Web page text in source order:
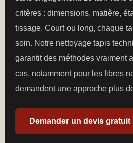
critères : dimensions, matière,
tissage. Court ou long, chaque
soin. Notre nettoyage tapis
garantit des méthodes vraiment
cas, notamment pour les fibres
demandent une approche plus
Demander un devis